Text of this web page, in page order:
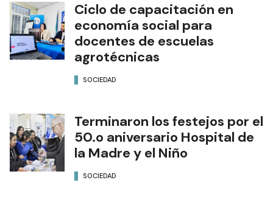
Ciclo de capacitación en
economía social para
docentes de escuelas
agrotécnicas
SOCIEDAD
Terminaron los festejos por el
50.o aniversario Hospital de
la Madre y el Niño
SOCIEDAD